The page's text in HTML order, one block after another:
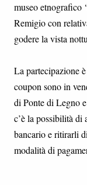
museo etnografico
Remigio con
godere la vista
La partecipazione
coupon sono in
di Ponte di Legno
c’è la possibilità
bancario e ritirarli
modalità di